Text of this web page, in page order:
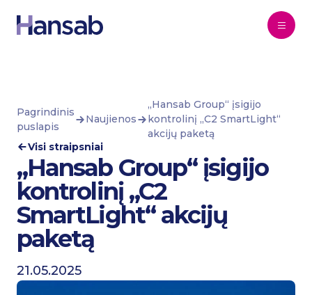
Pagrindinis
puslapis
Naujienos
„Hansab Group“ įsigijo
kontrolinį „C2 SmartLight“
akcijų paketą
Visi straipsniai
„Hansab Group“ įsigijo
kontrolinį „C2
SmartLight“ akcijų
paketą
21.05.2025